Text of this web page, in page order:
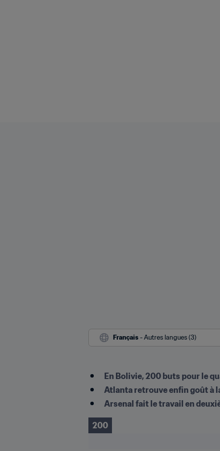
Français - Autres langues (3)
En Bolivie, 200 buts pour le
Atlanta retrouve enfin goût à
Arsenal fait le travail en
200